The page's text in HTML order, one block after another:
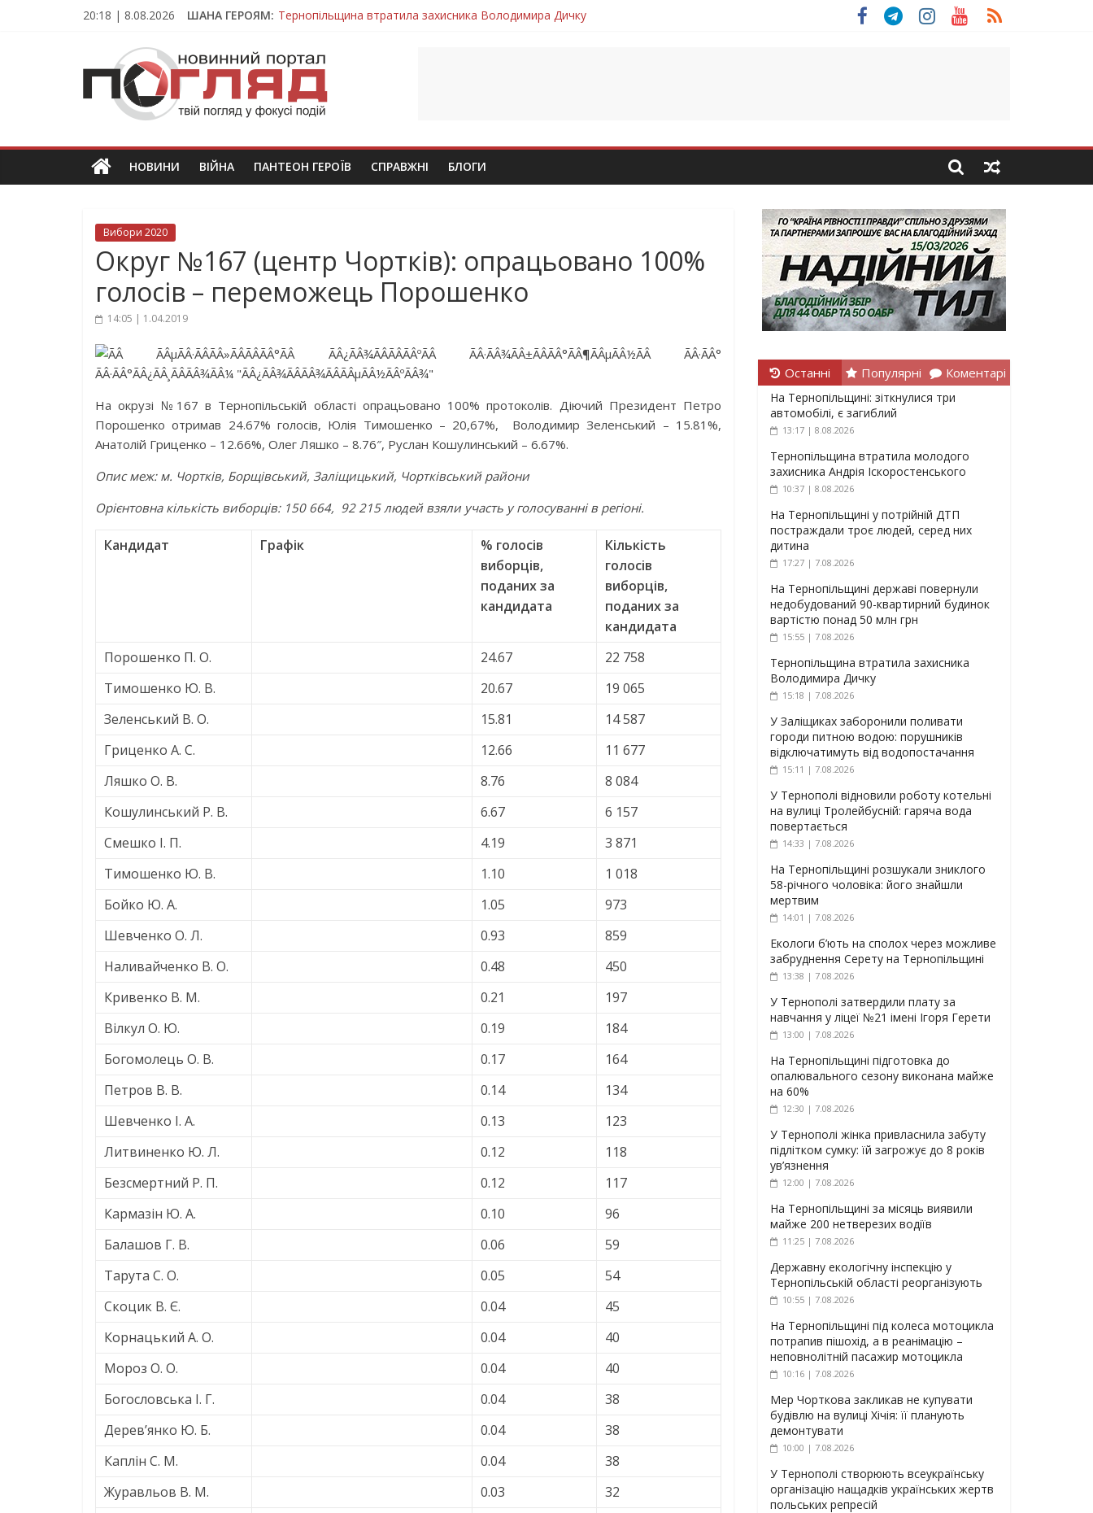
20:18 | 8.08.2026 ШАНА ГЕРОЯМ: Тернопільщина втратила захисника Володимира Дичку
На війні загинув молодий захисник Дмитро Березко з Тернопільщини
Тернопільщина втратила захисника Володимира Вельму
Тернопільщина втратила молодого захисника Андрія Іскоростенського
ПОГЛЯД
Новини
Тернополя.
новини
та
НОВИНИ ВІЙНА ПАНТЕОН ГЕРОЇВ СПРАВЖНІ БЛОГИ
Вибори 2020
Округ №167 (центр Чортків): опрацьовано 100%
голосів – переможець Порошенко
14:05 | 1.04.2019
На окрузі №167 в Тернопільській області опрацьовано 100% протоколів. Діючий Президент Петро
Порошенко отримав 24.67% голосів, Юлія Тимошенко – 20,67%, Володимир Зеленський – 15.81%,
Анатолій Гриценко – 12.66%, Олег Ляшко – 8.76″, Руслан Кошулинський – 6.67%.
Опис меж: м. Чортків, Борщівський, Заліщицький, Чортківський райони
Орієнтовна кількість виборців: 150 664, 92 215 людей взяли участь у голосуванні в регіоні.
Кандидат Графік
% голосів
виборців,
поданих за
кандидата
Кількість
голосів
виборців,
поданих за
кандидата
Порошенко П. О.
24.67
22 758
Тимошенко Ю. В.
20.67
19 065
Зеленський В. О.
15.81
14 587
Гриценко А. С.
12.66
11 677
Ляшко О. В.
8.76
8 084
Кошулинський Р. В.
6.67
6 157
Смешко І. П.
4.19
3 871
Тимошенко Ю. В.
1.10
1 018
Бойко Ю. А.
1.05
973
Шевченко О. Л.
0.93
859
Наливайченко В. О.
0.48
450
Кривенко В. М.
0.21
197
Вілкул О. Ю.
0.19
184
Богомолець О. В.
0.17
164
Петров В. В.
0.14
134
Шевченко І. А.
0.13
123
Литвиненко Ю. Л.
0.12
118
Безсмертний Р. П.
0.12
117
Кармазін Ю. А.
0.10
96
Балашов Г. В.
0.06
59
Тарута С. О.
0.05
54
Скоцик В. Є.
0.04
45
Корнацький А. О.
0.04
40
Мороз О. О.
0.04
40
Богословська І. Г.
0.04
38
Дерев’янко Ю. Б.
0.04
38
Каплін С. М.
0.04
38
Журавльов В. М.
0.03
32
Останні Популярні Коментарі
На Тернопільщині: зіткнулися три
автомобілі, є загиблий
13:17 | 8.08.2026
Тернопільщина втратила молодого
захисника Андрія Іскоростенського
10:37 | 8.08.2026
На Тернопільщині у потрійній ДТП
постраждали троє людей, серед них
дитина
17:27 | 7.08.2026
На Тернопільщині державі повернули
недобудований 90-квартирний будинок
вартістю понад 50 млн грн
15:55 | 7.08.2026
Тернопільщина втратила захисника
Володимира Дичку
15:18 | 7.08.2026
У Заліщиках заборонили поливати
городи питною водою: порушників
відключатимуть від водопостачання
15:11 | 7.08.2026
У Тернополі відновили роботу котельні
на вулиці Тролейбусній: гаряча вода
повертається
14:33 | 7.08.2026
На Тернопільщині розшукали зниклого
58-річного чоловіка: його знайшли
мертвим
14:01 | 7.08.2026
Екологи б’ють на сполох через можливе
забруднення Серету на Тернопільщині
13:38 | 7.08.2026
У Тернополі затвердили плату за
навчання у ліцеї №21 імені Ігоря Герети
13:00 | 7.08.2026
На Тернопільщині підготовка до
опалювального сезону виконана майже
на 60%
12:30 | 7.08.2026
У Тернополі жінка привласнила забуту
підлітком сумку: їй загрожує до 8 років
ув’язнення
12:00 | 7.08.2026
На Тернопільщині за місяць виявили
майже 200 нетверезих водіїв
11:25 | 7.08.2026
Державну екологічну інспекцію у
Тернопільській області реорганізують
10:55 | 7.08.2026
На Тернопільщині під колеса мотоцикла
потрапив пішохід, а в реанімацію –
неповнолітній пасажир мотоцикла
10:16 | 7.08.2026
Мер Чорткова закликав не купувати
будівлю на вулиці Хічія: її планують
демонтувати
10:00 | 7.08.2026
У Тернополі створюють всеукраїнську
організацію нащадків українських жертв
польських репресій